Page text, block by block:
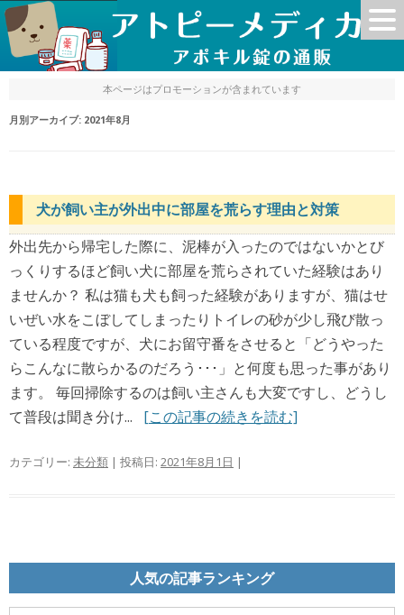
本ページはプロモーションが含まれています
月別アーカイブ: 2021年8月
犬が飼い主が外出中に部屋を荒らす理由と対策
外出先から帰宅した際に、泥棒が入ったのではないかとび
っくりするほど飼い犬に部屋を荒らされていた経験はあり
ませんか？ 私は猫も犬も飼った経験がありますが、猫はせ
いぜい水をこぼしてしまったりトイレの砂が少し飛び散っ
ている程度ですが、犬にお留守番をさせると「どうやった
らこんなに散らかるのだろう･･･」と何度も思った事があり
ます。 毎回掃除するのは飼い主さんも大変ですし、どうし
て普段は聞き分け... [この記事の続きを読む]
カテゴリー: 未分類 | 投稿日: 2021年8月1日 |
人気の記事ランキング